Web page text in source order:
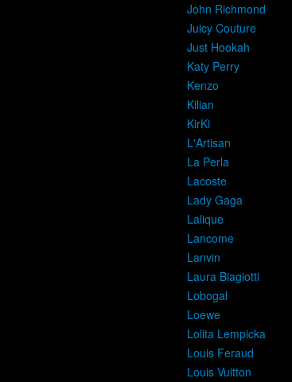
John Richmond
Juicy Couture
Just Hookah
Katy Perry
Kenzo
Kilian
KirKi
L'Artisan
La Perla
Lacoste
Lady Gaga
Lalique
Lancome
Lanvin
Laura Biagiotti
Lobogal
Loewe
Lolita Lempicka
Louis Feraud
Louis Vuitton